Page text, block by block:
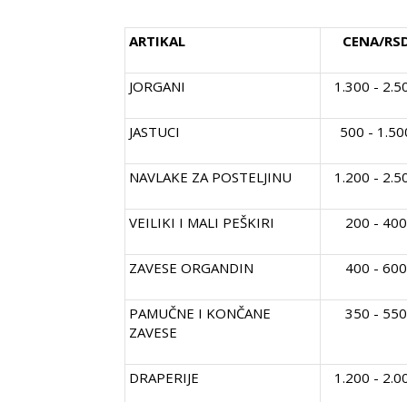
ARTIKAL CENA/
JORGANI 1.300 -
JASTUCI 500 -
NAVLAKE ZA POSTELJINU 1.200 -
VEILIKI I MALI PEŠKIRI 200 - 400
ZAVESE ORGANDIN 400 - 600
PAMUČNE I KONČANE
ZAVESE
350 - 550
DRAPERIJE 1.200 -